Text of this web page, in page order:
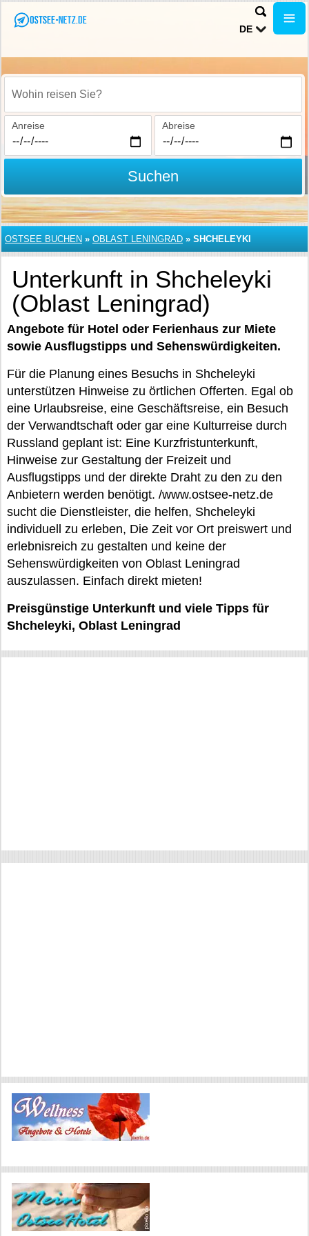
DE
Wohin reisen Sie?
Anreise Abreise
Suchen
OSTSEE BUCHEN » OBLAST LENINGRAD » SHCHELEYKI
Unterkunft in Shcheleyki
(Oblast Leningrad)
Angebote für Hotel oder Ferienhaus zur Miete
sowie Ausflugstipps und Sehenswürdigkeiten.
Für die Planung eines Besuchs in Shcheleyki
unterstützen Hinweise zu örtlichen Offerten. Egal ob
eine Urlaubsreise, eine Geschäftsreise, ein Besuch
der Verwandtschaft oder gar eine Kulturreise durch
Russland geplant ist: Eine Kurzfristunterkunft,
Hinweise zur Gestaltung der Freizeit und
Ausflugstipps und der direkte Draht zu den zu den
Anbietern werden benötigt. /www.ostsee-netz.de
sucht die Dienstleister, die helfen, Shcheleyki
individuell zu erleben, Die Zeit vor Ort preiswert und
erlebnisreich zu gestalten und keine der
Sehenswürdigkeiten von Oblast Leningrad
auszulassen. Einfach direkt mieten!
Preisgünstige Unterkunft und viele Tipps für
Shcheleyki, Oblast Leningrad